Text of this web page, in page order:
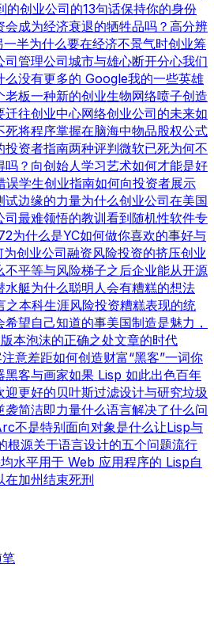
的创业公司的13句话保持你的身份
会成为经济衰退的牺牲品吗？ 高分辨
一半为什么要在经济不景气时创业筹
司管理公司城市与雄心断开分心我们
么没有更多的 Google我的一些英雄
老板一种新的创业生物网络喷子创造
迁往创业中心网络创业公司的未来如
死将程序掌握在脑海中物品股权公式
投资者指南两种评判微软已死为何不
吗？ 向创始人学习艺术如何才能是好
误学生创业指南如何向投资者展示
试边缘的力量为什么创业公司在美国
司最难领悟的教训 看到随机性软件专
为什么是YC如何做你喜欢的事好与
为创业公司融资风险投资的挤压创业
不平等与风险梯子之后企业能从开源
水艇为什么聪明人会有糟糕的想法
之本科生涯风险投资糟糕表现的统
希望自己知道的事美国制造是魅力，
本泡沫的正确之处文章的时代
注意差距如何创造财富“黑客”一词你
黑客与画家如果 Lisp 如此出色百年
迎更好的贝叶斯过滤设计与研究垃圾
袭简洁即力量什么语言解决了什么问
不是特别面向对象是什么让Lisp与
根源关于语言设计的五个问题流行
水平用于 Web 应用程序的 Lisp自
在加州结束死刑
笔